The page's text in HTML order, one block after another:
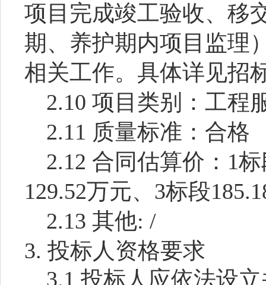
项目完成竣工验收、移
期、养护期内项目监理
相关工作。具体详见招
2.10项目类别：工程
2.11 质量标准：合格
2.12 合同估算价： 1
129.52万元、 3标段
2.13其他: /
3. 投标人资格要求
3.1投标人应依法设